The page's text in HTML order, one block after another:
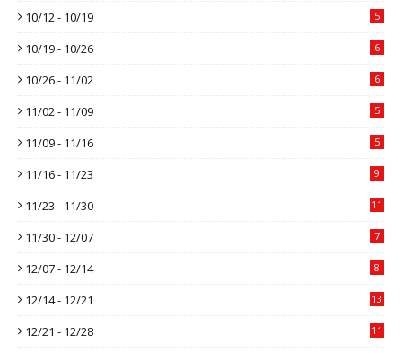
10/12 - 10/19 5
10/19 - 10/26 6
10/26 - 11/02 6
11/02 - 11/09 5
11/09 - 11/16 5
11/16 - 11/23 9
11/23 - 11/30 11
11/30 - 12/07 7
12/07 - 12/14 8
12/14 - 12/21 13
12/21 - 12/28 11